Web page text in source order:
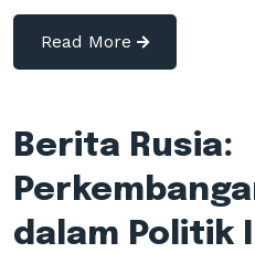
Read More
Berita Rusia:
dalam Politik